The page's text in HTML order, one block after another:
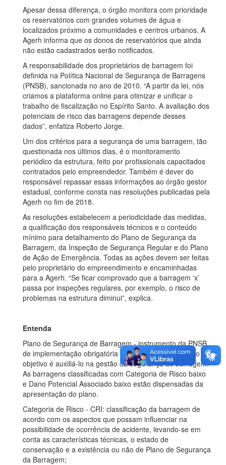
Apesar dessa diferença, o órgão monitora com prioridade
os reservatórios com grandes volumes de água e
localizados próximo a comunidades e centros urbanos. A
Agerh informa que os donos de reservatórios que ainda
não estão cadastrados serão notificados.
A responsabilidade dos proprietários de barragem foi
definida na Política Nacional de Segurança de Barragens
(PNSB), sancionada no ano de 2010. “A partir da lei, nós
criamos a plataforma online para otimizar e unificar o
trabalho de fiscalização no Espírito Santo. A avaliação dos
potenciais de risco das barragens depende desses
dados”, enfatiza Roberto Jorge.
Um dos critérios para a segurança de uma barragem, tão
questionada nos últimos dias, é o monitoramento
periódico da estrutura, feito por profissionais capacitados
contratados pelo empreendedor. Também é dever do
responsável repassar essas informações ao órgão gestor
estadual, conforme consta nas resoluções publicadas pela
Agerh no fim de 2018.
As resoluções estabelecem a periodicidade das medidas,
a qualificação dos responsáveis técnicos e o conteúdo
mínimo para detalhamento do Plano de Segurança da
Barragem, da Inspeção de Segurança Regular e do Plano
de Ação de Emergência. Todas as ações devem ser feitas
pelo proprietário do empreendimento e encaminhadas
para a Agerh. “Se ficar comprovado que a barragem ‘x’
passa por inspeções regulares, por exemplo, o risco de
problemas na estrutura diminui”, explica.
Entenda
Plano de Segurança de Barragem - instrumento da PNSB,
de implementação obrigatória pelo empreendedor, cujo
objetivo é auxiliá-lo na gestão da segurança de barragem.
As barragens classificadas com Categoria de Risco baixo
e Dano Potencial Associado baixo estão dispensadas da
apresentação do plano.
Categoria de Risco - CRI: classificação da barragem de
acordo com os aspectos que possam influenciar na
possibilidade de ocorrência de acidente, levando-se em
conta as características técnicas, o estado de
conservação e a existência ou não de Plano de Segurança
da Barragem;